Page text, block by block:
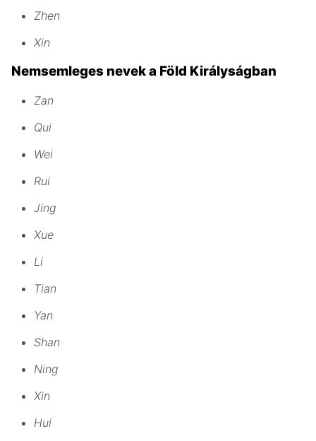
Zhen
Xin
Nemsemleges nevek a Föld Királyságban
Zan
Qui
Wei
Rui
Jing
Xue
Li
Tian
Yan
Shan
Ning
Xin
Hui